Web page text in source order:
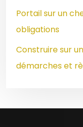
Portail sur un
obligations
Construire sur
démarches et